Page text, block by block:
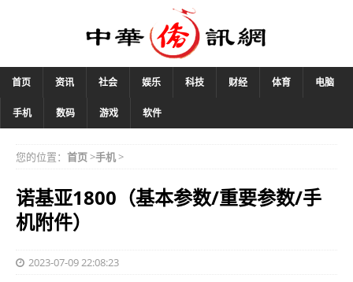
首页 资讯 社会 娱乐 科技 财经 体育 电脑
手机 数码 游戏 软件
您的位置： 首页>手机>
诺基亚1800（基本参数/重要参数/手
机附件）
2023-07-09 22:08:23